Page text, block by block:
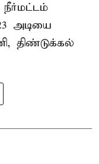
நீர்மட்டம்
அடியை
திண்டுக்கல்